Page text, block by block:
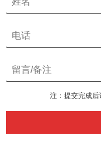
注：提交完成